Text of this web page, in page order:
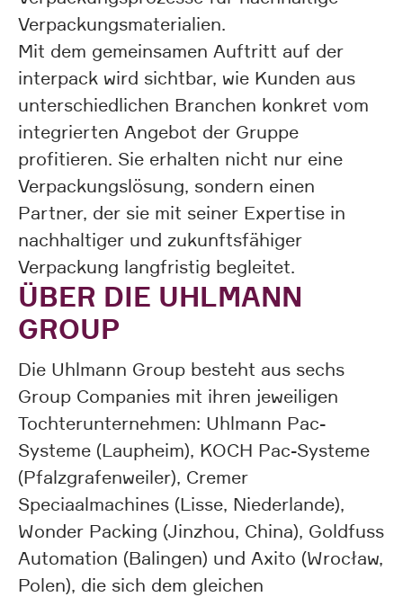
Verpackungsmaterialien.
Mit dem gemeinsamen Auftritt auf der
interpack wird sichtbar, wie Kunden aus
unterschiedlichen Branchen konkret vom
integrierten Angebot der Gruppe
profitieren. Sie erhalten nicht nur eine
Verpackungslösung, sondern einen
Partner, der sie mit seiner Expertise in
nachhaltiger und zukunftsfähiger
Verpackung langfristig begleitet.
ÜBER DIE UHLMANN
GROUP
Die Uhlmann Group besteht aus sechs
Group Companies mit ihren jeweiligen
Tochterunternehmen: Uhlmann Pac-
Systeme (Laupheim), KOCH Pac-Systeme
(Pfalzgrafenweiler), Cremer
Speciaalmachines (Lisse, Niederlande),
Wonder Packing (Jinzhou, China), Goldfuss
Automation (Balingen) und Axito (Wrocław,
Polen), die sich dem gleichen